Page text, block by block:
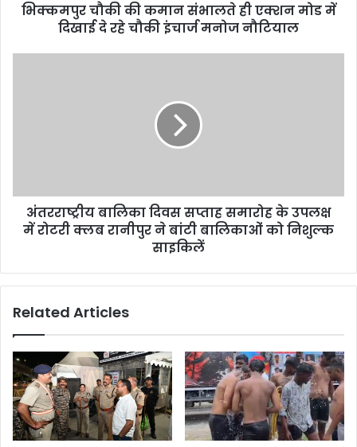
भिक्कमपुर चौकी की कमान संभालते ही एक्शन मोड में
दिखाई दे रहे चौकी इंचार्ज मनोज नौटियाल
अंतरराष्ट्रीय बालिका दिवस सप्ताह समारोह के उपलक्ष
में रोटरी क्लब रानीपुर ने बांटी बालिकाओं को निशुल्क
साइकिलें
Related Articles